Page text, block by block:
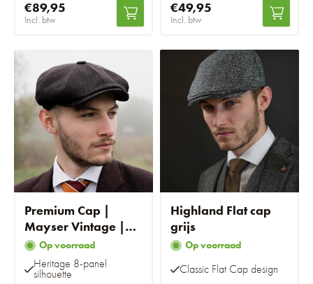
€89,95
Incl. btw
€49,95
Incl. btw
Premium Cap |
Mayser Vintage |
Bruin Gestreept
Op voorraad
Heritage 8-panel
silhouette
Highland Flat cap
grijs
Op voorraad
Classic Flat Cap design